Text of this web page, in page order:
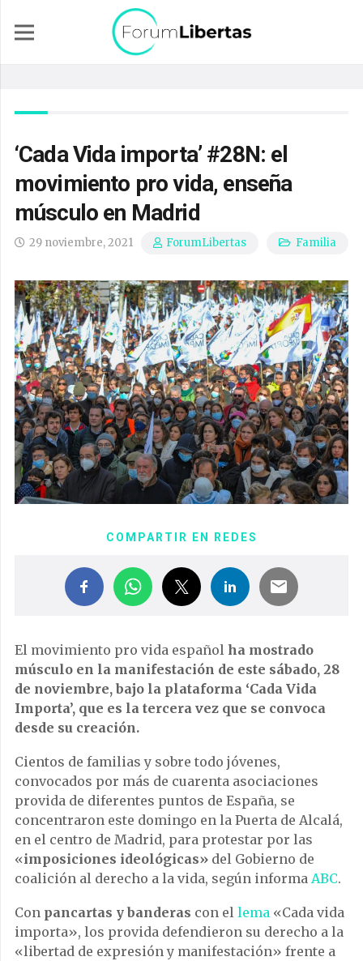
‘Cada Vida importa’ #28N: el
movimiento pro vida, enseña
músculo en Madrid
29 noviembre, 2021 ForumLibertas Familia
COMPARTIR EN REDES
El movimiento pro vida español ha mostrado
músculo en la manifestación de este sábado, 28
de noviembre, bajo la plataforma ‘Cada Vida
Importa’, que es la tercera vez que se convoca
desde su creación.
Cientos de familias y sobre todo jóvenes,
convocados por más de cuarenta asociaciones
provida de diferentes puntos de España, se
concentraron este domingo en la Puerta de Alcalá,
en el centro de Madrid, para protestar por las
«imposiciones ideológicas» del Gobierno de
coalición al derecho a la vida, según informa ABC.
Con pancartas y banderas con el lema «Cada vida
importa», los provida defendieron su derecho a la
«libertad de expresión y manifestación» frente a